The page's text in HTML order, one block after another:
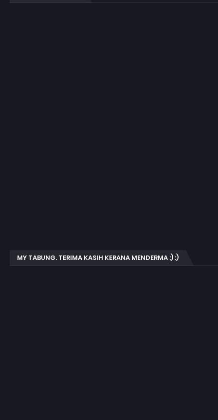
MY TABUNG. TERIMA KASIH KERANA MENDERMA :) :)